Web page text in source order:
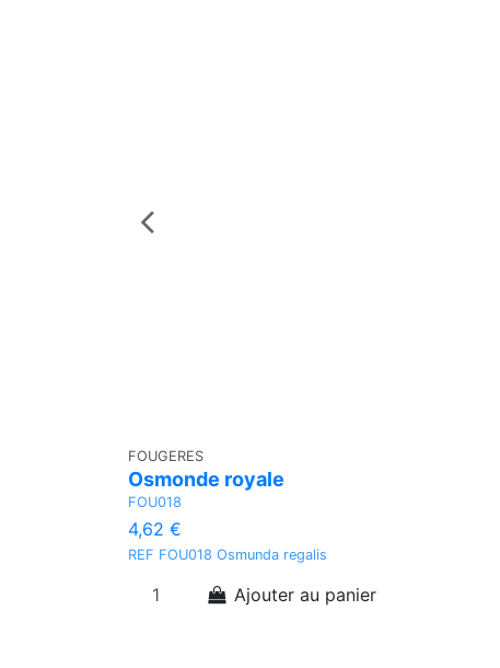
FOUGERES
Osmonde royale
FOU018
4,62 €
REF FOU018 Osmunda regalis
Ajouter au panier